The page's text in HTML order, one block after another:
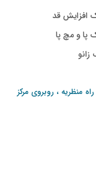
افزایش قد
پا و مچ پا
زانو
منظریه ، روبروی مرکز